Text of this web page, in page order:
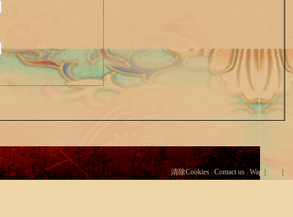
清除Cookies|Contact us|Wap